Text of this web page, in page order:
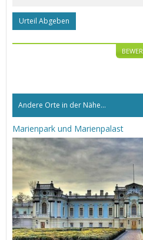
Urteil Abgeben
Andere Orte in der Nähe...
Marienpark und Marienpalast